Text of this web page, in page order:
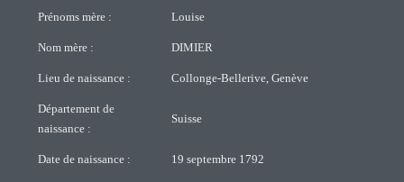
Prénoms mère : Louise
Nom mère : DIMIER
Lieu de naissance : Collonge-Bellerive, Genève
Département de
naissance :
Suisse
Date de naissance : 19 septembre 1792